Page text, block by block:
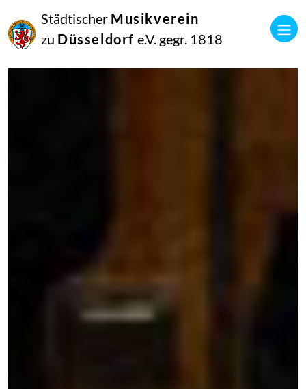
Städtischer Musikverein
zu Düsseldorf e.V. gegr. 1818